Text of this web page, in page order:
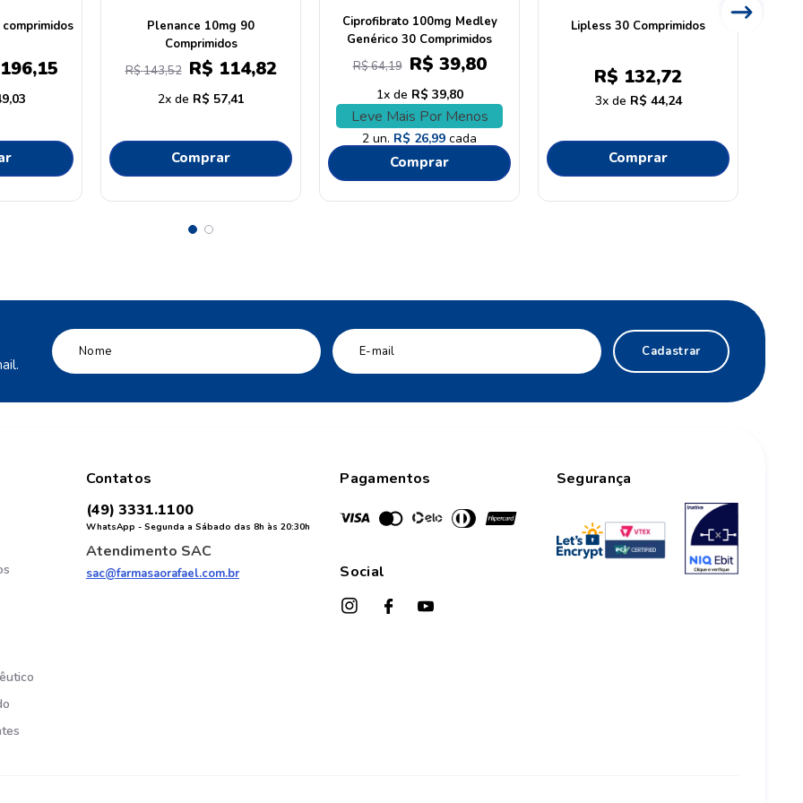
38,48
,48
Sinvastatina Genérico 20mg 30
Comprimidos
R$ 36 ,51 R$ 12,99
1 R$ 12, 99
2un.R$ 8,99cada
Comprar
Plenance 5mg 90cp
R$106,41 R$ 85,13
2 R$ 42,56
Comprar
Plenance 20mg 90 comprimidos
245,19 R$ 196
4 R$ 49,03
Comprar
Cadastrar
Contatos
(49) 3331.1100
WhatsApp - Segunda a Sábado das 8h às 20:30h
Atendimento SAC
sac@farmasaorafael.com.br
Pagamentos
Social
Segurança